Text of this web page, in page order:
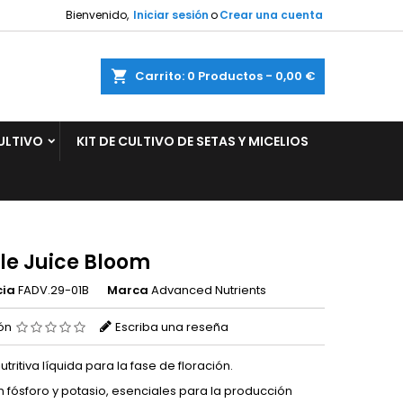
Bienvenido, Iniciar sesiónoCrear una cuenta
Carrito 0 Productos - 0,00 €
KIT DE CULTIVO DE SETAS Y MICELIOS
Juice Bloom
FADV.29-01B Marca Advanced Nutrients
Escriba una reseña
líquida para la fase de floración.
fósforo y potasio, esenciales para la producción